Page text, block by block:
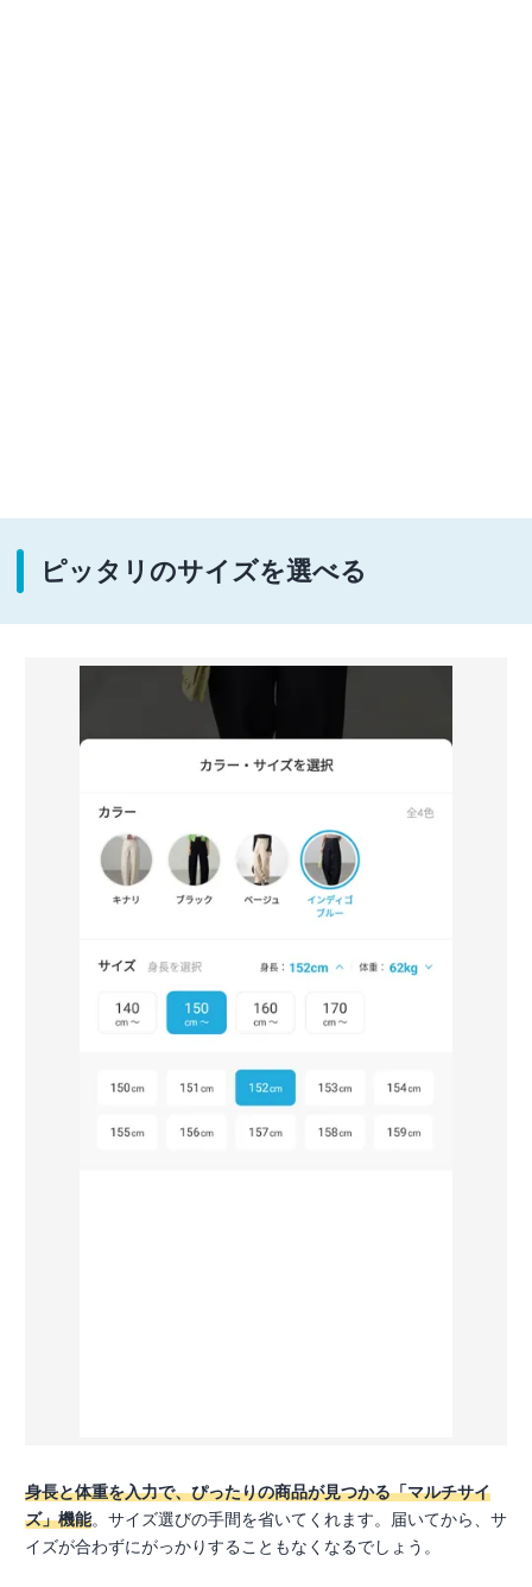
ピッタリのサイズを選べる
身長と体重を入力で、ぴったりの商品が見つかる「マルチサイ
ズ」機能。サイズ選びの手間を省いてくれます。届いてから、サ
イズが合わずにがっかりすることもなくなるでしょう。